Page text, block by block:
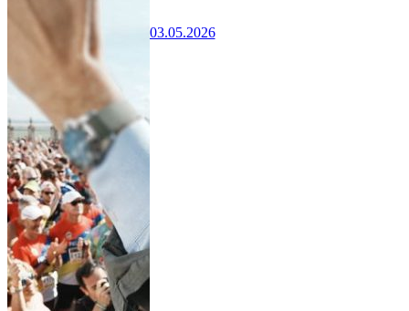
03.05.2026